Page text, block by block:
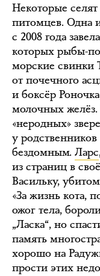
Некоторые
питомцев. Одна
с 2008 года
которых рыбы-
морские свинки
от почечного
и боксёр
молочных
«неродных»
у
бездомным. Ларс
из страниц в
Васильку,
«За жизнь кота,
ожог тела,
„Ласка“, но
память
хорошо на
прости этих